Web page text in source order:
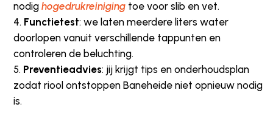
nodig hogedrukreinigingtoe voor slib en vet.
Functietest: we laten meerdere liters water
doorlopen vanuit verschillende tappunten en
controleren de beluchting.
Preventieadvies: jij krijgt tips en onderhoudsplan
zodat riool ontstoppen Baneheide niet opnieuw nodig
is.